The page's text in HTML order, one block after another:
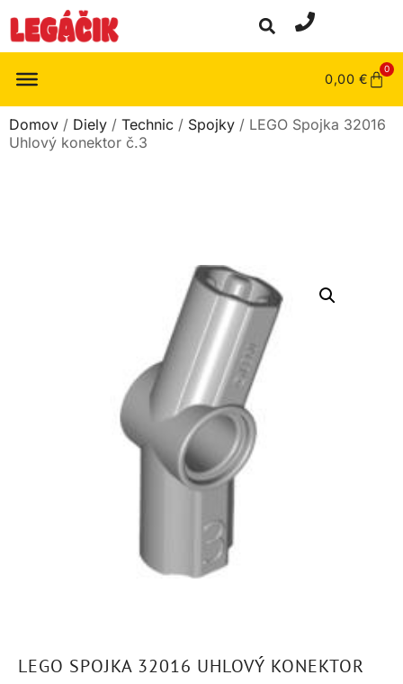
0,00 €
0
Domov / Diely / Technic / Spojky / LEGO Spojka 32016
Uhlový konektor č.3
LEGO SPOJKA 32016 UHLOVÝ KONEKTOR